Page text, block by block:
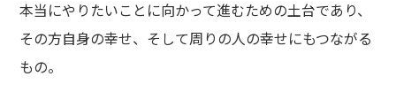
本当にやりたいことに向かって進むための土台であり、
その方自身の幸せ、そして周りの人の幸せにもつながる
もの。